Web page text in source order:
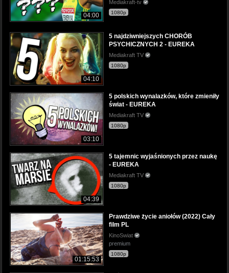
04:00
Mediakraft-tv
1080p
04:10
5 najdziwniejszych CHORÓB
PSYCHICZNYCH 2 - EUREKA
Mediakraft TV
1080p
03:10
5 polskich wynalazków, które zmieniły
świat - EUREKA
Mediakraft TV
1080p
04:39
5 tajemnic wyjaśnionych przez naukę
- EUREKA
Mediakraft TV
1080p
01:15:53
Prawdziwe życie aniołów (2022) Cały
film PL
KinoSwiat
premium
1080p